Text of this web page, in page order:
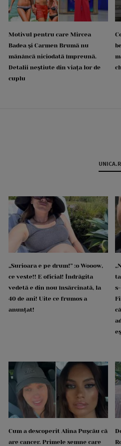
Motivul pentru care Mircea
Badea și Carmen Brumă nu
mănâncă niciodată împreună.
Detalii neștiute din viața lor de
cuplu
„Surioara e pe drum!” :o Wooow,
ce veste!! E oficial! Îndrăgita
vedetă e din nou însărcinată, la
40 de ani! Uite ce frumos a
anunțat!
Cum a descoperit Alina Pușcău că
are cancer. Primele semne care